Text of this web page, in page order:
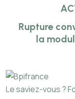
Rupture
la
Le saviez-vous ?